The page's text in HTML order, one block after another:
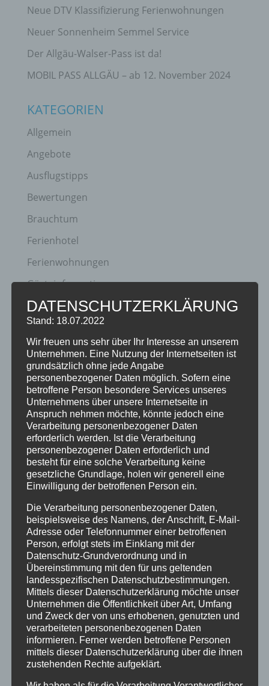
Neue DTV Klassifizierung Ferienwohnungen
Neuer Sonnenheim Semmel Service
Der Allgäu-Walser-Pass ist da!
MOBIL PASS ALLGÄU – ab 12. November 2024
KATEGORIEN
Allgemein
Angebote
Ausflugstipps
Bewertungen
Brauchtum
Ferienhotel
Ferienwohnungen
Gästeinformationen
Hotel
Klassifizierung
Neuigkeiten
Newsletter
Oberstdorf
Veranstaltungen
Winter
INHALTE
Willkommen
Angebote
Unterkunft
Ferienhotel
5-Raum-Fewo-3-6P
4-Raum-Fewo 4-6P
4-Raum-Fewo 3-5P
4-Raum-Fewo 4P
3-Raum-Fewo 2-4P
DATENSCHUTZERKLÄRUNG
Stand: 18.07.2022
Wir freuen uns sehr über Ihr Interesse an unserem
Unternehmen. Eine Nutzung der Internetseiten ist
grundsätzlich ohne jede Angabe
personenbezogener Daten möglich. Sofern eine
betroffene Person besondere Services unseres
Unternehmens über unsere Internetseite in
Anspruch nehmen möchte, könnte jedoch eine
Verarbeitung personenbezogener Daten
erforderlich werden. Ist die Verarbeitung
personenbezogener Daten erforderlich und
besteht für eine solche Verarbeitung keine
gesetzliche Grundlage, holen wir generell eine
Einwilligung der betroffenen Person ein.
Die Verarbeitung personenbezogener Daten,
beispielsweise des Namens, der Anschrift, E-Mail-
Adresse oder Telefonnummer einer betroffenen
Person, erfolgt stets im Einklang mit der
Datenschutz-Grundverordnung und in
Übereinstimmung mit den für uns geltenden
landesspezifischen Datenschutzbestimmungen.
Mittels dieser Datenschutzerklärung möchte unser
Unternehmen die Öffentlichkeit über Art, Umfang
und Zweck der von uns erhobenen, genutzten und
verarbeiteten personenbezogenen Daten
informieren. Ferner werden betroffene Personen
mittels dieser Datenschutzerklärung über die ihnen
zustehenden Rechte aufgeklärt.